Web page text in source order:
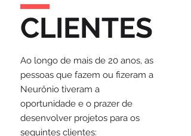
CLIENTES
Ao longo de mais de 20 anos, as
pessoas que fazem ou fizeram a
Neurônio tiveram a
oportunidade e o prazer de
desenvolver projetos para os
seguintes clientes: